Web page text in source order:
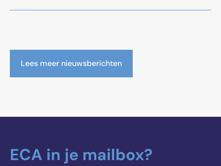
Lees meer nieuwsberichten
ECA in je mailbox?